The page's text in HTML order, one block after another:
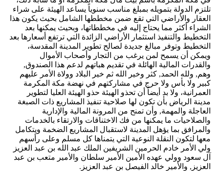
تلتزم الدولة بتمويله بمبلغ مناسب سنوياً يساعد الهيئة على شراء
العقار والأراضي التي تقع ضمن مخططها الشامل بحيث يكون هذا
الشراء أكثر مما يحتاج إليه في مخططاتها، وبحيث يمكنها بعد
التخطيط والتنفيذ استثمار الأراضي الزائدة التي ترتفع أسعارها بعد
التخطيط وتوفر مبالغ جديدة لصالح تطوير المدينة المقدسة،
ويمكن أن يسمح لمن يرغب من التجار وأصحاب الأموال
والقدرات المالية الهائلة في تقديم هباتهم لدعم هذا الصندوق,
وهم, ولله الحمد, كثر وخير الله ثم خير البلاد وولاة الأمر عليهم
كبير ولا بأس ولا حرج في مشاركتهم في نهضة مكة المكرمة
العمرانية، ولا بد أيضاً أن تحذو الهيئة حذو الهيئة العليا لتطوير
مدينة الرياض بأن تكون لها صلاحية تنفيذ المشاريع ذات الصبغة
العاجلة والمهمة, وأن تمنح من المرونة المالية والإدارية
والصلاحيات ما يمكنها من فك الاختناقات والارتقاء بالخدمات
والمرافق بما يؤهل المدينة لاستقبال المشاريع الضخمة ويتكامل
معها لتكون النقلة النوعية التي يتمناها كل مسلم وعلى رأسهم
ولي الأمر خادم الحرمين الشريفين الملك عبد الله بن عبد العزيز
آل سعود وولي عهده الأمين الأمير سلطان والأمير متعب بن عبد
العزيز, والأمير خالد الفيصل بن عبد العزيز.